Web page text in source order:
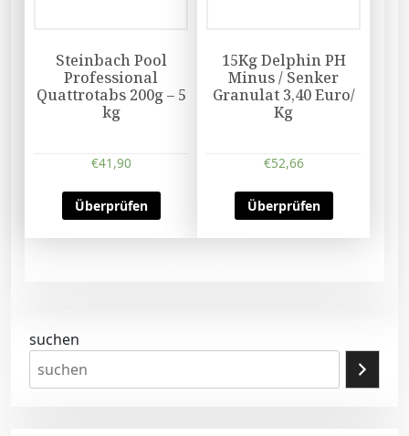
Steinbach Pool
Professional
Quattrotabs 200g – 5
kg
€41,90
Überprüfen
15Kg Delphin PH
Minus / Senker
Granulat 3,40 Euro/
Kg
€52,66
Überprüfen
suchen